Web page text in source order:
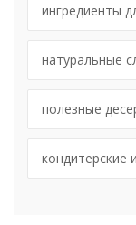
ингредиенты
натуральные
полезные
кондитерские